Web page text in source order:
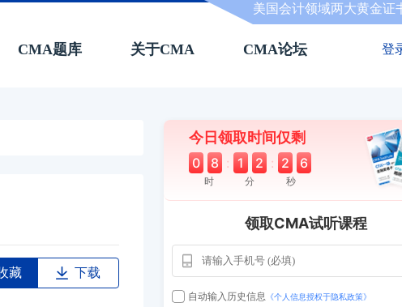
美国会计领域两大黄金证
CMA题库 关于CMA CMA论坛 登
藏 下载
今日领取时间仅剩
0 8 : 1 2 : 2 5
时 分 秒
领取CMA试听课程
自动输入历史信息 《个人信息授权于隐私政策》
用户163 112****290
**AoZ 130****8017